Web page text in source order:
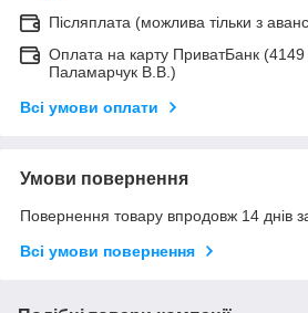
Післяплата (можлива тільки з
Оплата на карту ПриватБанк
Паламарчук В.В.)
Всі умови оплати
Умови повернення
Повернення товару впродовж 14 днів
Всі умови повернення